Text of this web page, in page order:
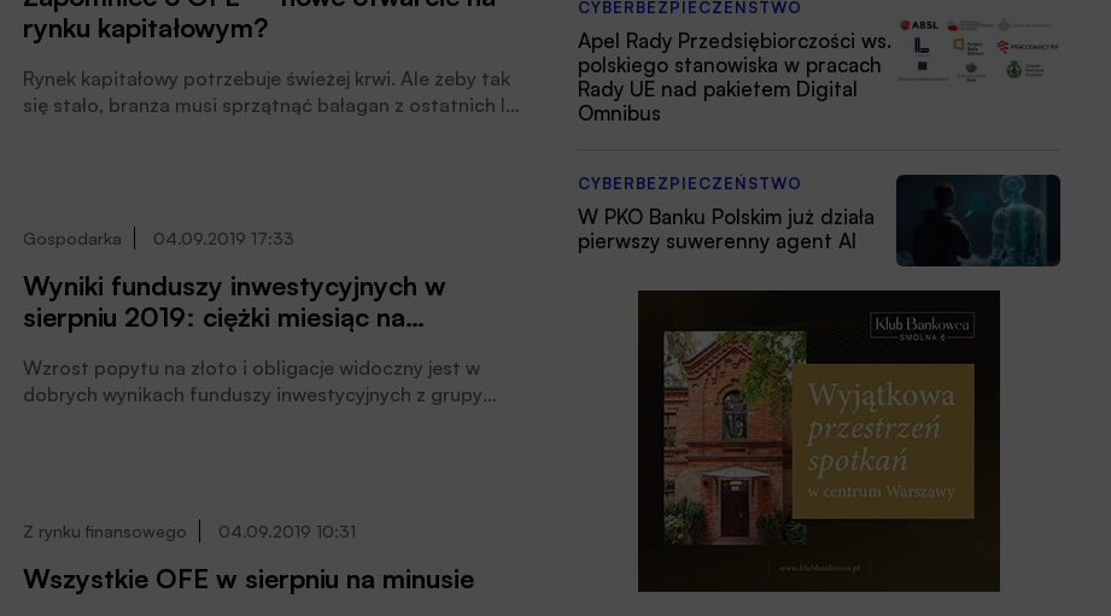
rynku kapitałowym?
Rynek kapitałowy potrzebuje świeżej krwi. Ale żeby tak
się stało, branża musi sprzątnąć bałagan z ostatnich lat.
Gospodarka 04.09.2019 17:33
Wyniki funduszy inwestycyjnych w
sierpniu 2019: ciężki miesiąc na
Wzrost popytu na złoto i obligacje widoczny jest w
dobrych wynikach funduszy inwestycyjnych z grupy
Z rynku finansowego 04.09.2019 10:31
Wszystkie OFE w sierpniu na minusie
CYBERBEZPIECZEŃSTWO
Apel Rady Przedsiębiorczości ws.
polskiego stanowiska w pracach
Rady UE nad pakietem Digital
Omnibus
CYBERBEZPIECZEŃSTWO
W PKO Banku Polskim już działa
pierwszy suwerenny agent AI